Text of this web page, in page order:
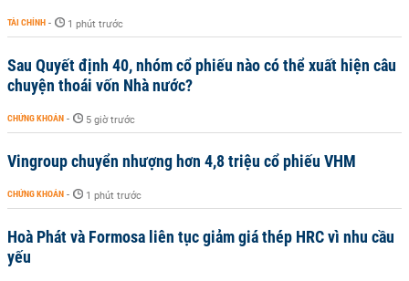
TÀI CHÍNH - 1 phút trước
Sau Quyết định 40, nhóm cổ phiếu nào có thể xuất hiện câu
chuyện thoái vốn Nhà nước?
CHỨNG KHOÁN - 5 giờ trước
Vingroup chuyển nhượng hơn 4,8 triệu cổ phiếu VHM
CHỨNG KHOÁN - 1 phút trước
Hoà Phát và Formosa liên tục giảm giá thép HRC vì nhu cầu
yếu